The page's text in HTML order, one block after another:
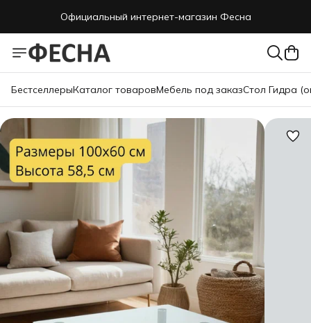
Официальный интернет-магазин Фесна
БестселлерыКаталог товаровМебель под заказСтол Гидра